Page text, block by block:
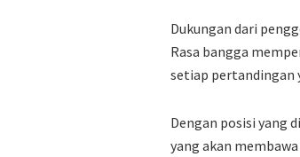
Dukungan dari
Rasa bangga
setiap pertandingan
Dengan posisi yang
yang akan